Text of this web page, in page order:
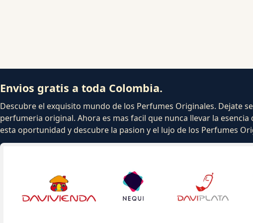
Envios gratis a toda Colombia.
Descubre el exquisito mundo de los Perfumes Originales. Dejate
perfumeria original. Ahora es mas facil que nunca llevar la
esta oportunidad y descubre la pasion y el lujo de los Perfumes